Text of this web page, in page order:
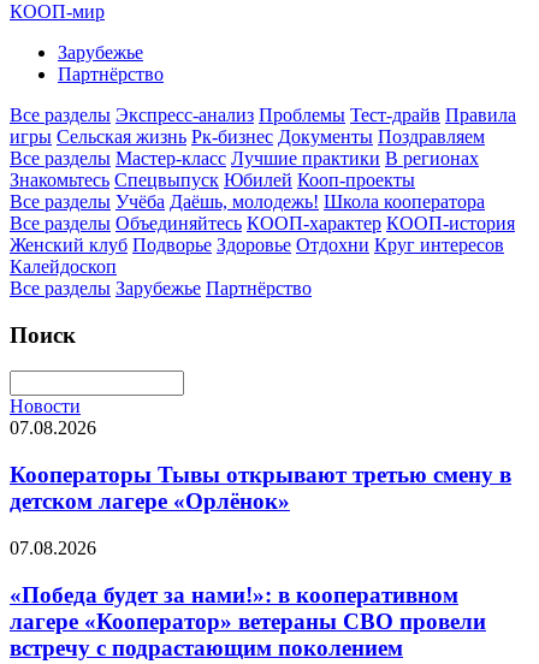
КООП-мир
Зарубежье
Партнёрство
Все разделы Экспресс-анализ Проблемы Тест-драйв Правила
игры Сельская жизнь Рк-бизнес Документы Поздравляем
Все разделы Мастер-класс Лучшие практики В регионах
Знакомьтесь Спецвыпуск Юбилей Кооп-проекты
Все разделы Учёба Даёшь, молодежь! Школа кооператора
Все разделы Объединяйтесь КООП-характер КООП-история
Женский клуб Подворье Здоровье Отдохни Круг интересов
Калейдоскоп
Все разделы Зарубежье Партнёрство
Поиск
Новости
07.08.2026
Кооператоры Тывы открывают третью смену в
детском лагере «Орлёнок»
07.08.2026
«Победа будет за нами!»: в кооперативном
лагере «Кооператор» ветераны СВО провели
встречу с подрастающим поколением